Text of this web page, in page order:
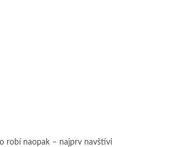
robí naopak – najprv navštívi